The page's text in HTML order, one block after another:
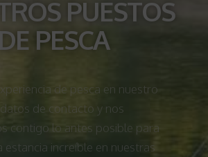
PUESTOS
DE PESCA
de pesca en nuestro
de contacto y nos
contigo lo antes posible para
estancia increíble en nuestras